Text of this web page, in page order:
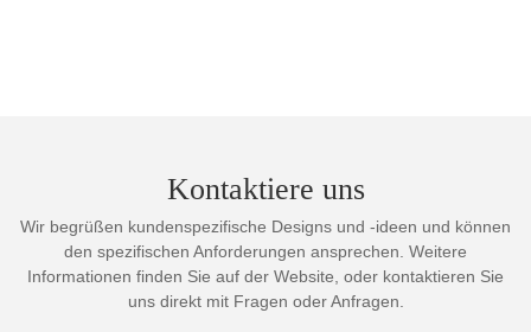
Kontaktiere uns
Wir begrüßen kundenspezifische Designs und -ideen und können
den spezifischen Anforderungen ansprechen. Weitere
Informationen finden Sie auf der Website, oder kontaktieren Sie
uns direkt mit Fragen oder Anfragen.